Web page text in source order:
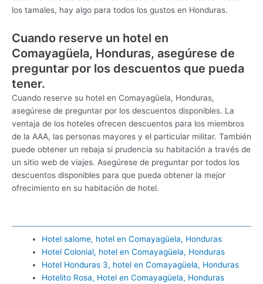
los tamales, hay algo para todos los gustos en Honduras.
Cuando reserve un hotel en
Comayagüela, Honduras, asegúrese de
preguntar por los descuentos que pueda
tener.
Cuando reserve su hotel en Comayagüela, Honduras,
asegúrese de preguntar por los descuentos disponibles. La
ventaja de los hoteles ofrecen descuentos para los miembros
de la AAA, las personas mayores y el particular militar. También
puede obtener un rebaja si prudencia su habitación a través de
un sitio web de viajes. Asegúrese de preguntar por todos los
descuentos disponibles para que pueda obtener la mejor
ofrecimiento en su habitación de hotel.
Hotel salome, hotel en Comayagüela, Honduras
Hotel Colonial, hotel en Comayagüela, Honduras
Hotel Honduras 3, hotel en Comayagüela, Honduras
Hotelito Rosa, Hotel en Comayagüela, Honduras